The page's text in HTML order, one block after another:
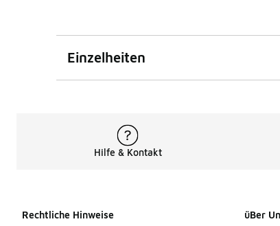
Einzelheiten
Hilfe & Kontakt
Rechtliche Hinweise üBer